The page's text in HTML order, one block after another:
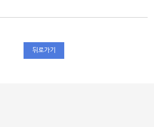
뒤로가기